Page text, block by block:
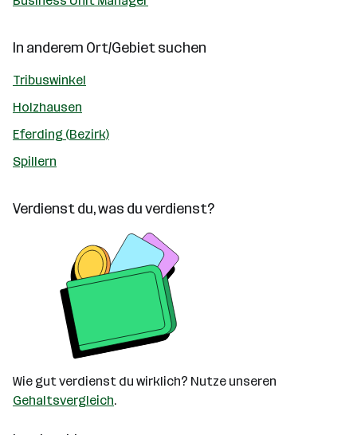
In anderem Ort/Gebiet suchen
Tribuswinkel
Holzhausen
Eferding (Bezirk)
Spillern
Verdienst du, was du verdienst?
Wie gut verdienst du wirklich? Nutze unseren
Gehaltsvergleich.